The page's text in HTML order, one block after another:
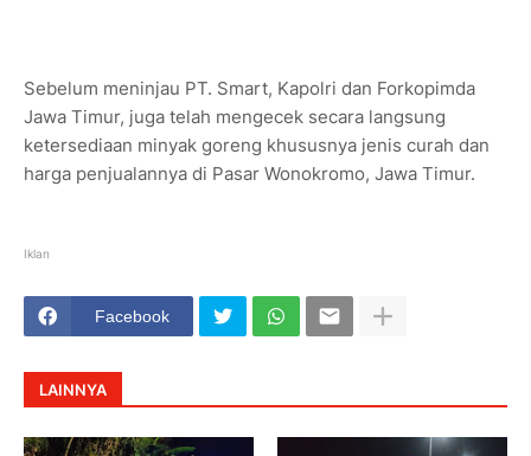
Sebelum meninjau PT. Smart, Kapolri dan Forkopimda
Jawa Timur, juga telah mengecek secara langsung
ketersediaan minyak goreng khususnya jenis curah dan
harga penjualannya di Pasar Wonokromo, Jawa Timur.
Iklan
Facebook
LAINNYA